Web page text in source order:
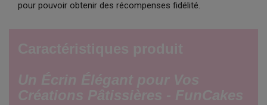
pour pouvoir obtenir des récompenses fidélité.